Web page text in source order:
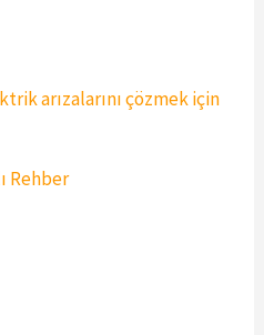
arızalarını çözmek için
Rehber